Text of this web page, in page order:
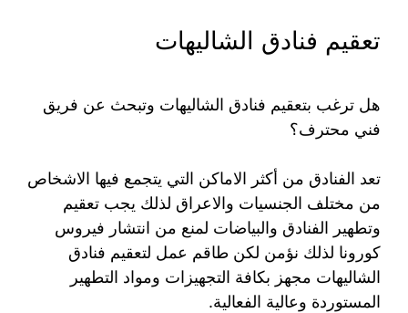
تعقيم فنادق الشاليهات
هل ترغب بتعقيم فنادق الشاليهات وتبحث عن فريق
فني محترف؟
تعد الفنادق من أكثر الاماكن التي يتجمع فيها الاشخاص
من مختلف الجنسيات والاعراق لذلك يجب تعقيم
وتطهير الفنادق والبياضات لمنع من انتشار فيروس
كورونا لذلك نؤمن لكن طاقم عمل لتعقيم فنادق
الشاليهات مجهز بكافة التجهيزات ومواد التطهير
المستوردة وعالية الفعالية.